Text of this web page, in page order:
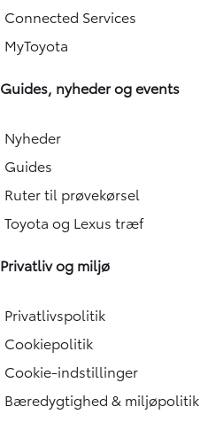
Connected Services
MyToyota
Guides, nyheder og events
Nyheder
Guides
Ruter til prøvekørsel
Toyota og Lexus træf
Privatliv og miljø
Privatlivspolitik
Cookiepolitik
Cookie-indstillinger
Bæredygtighed & miljøpolitik